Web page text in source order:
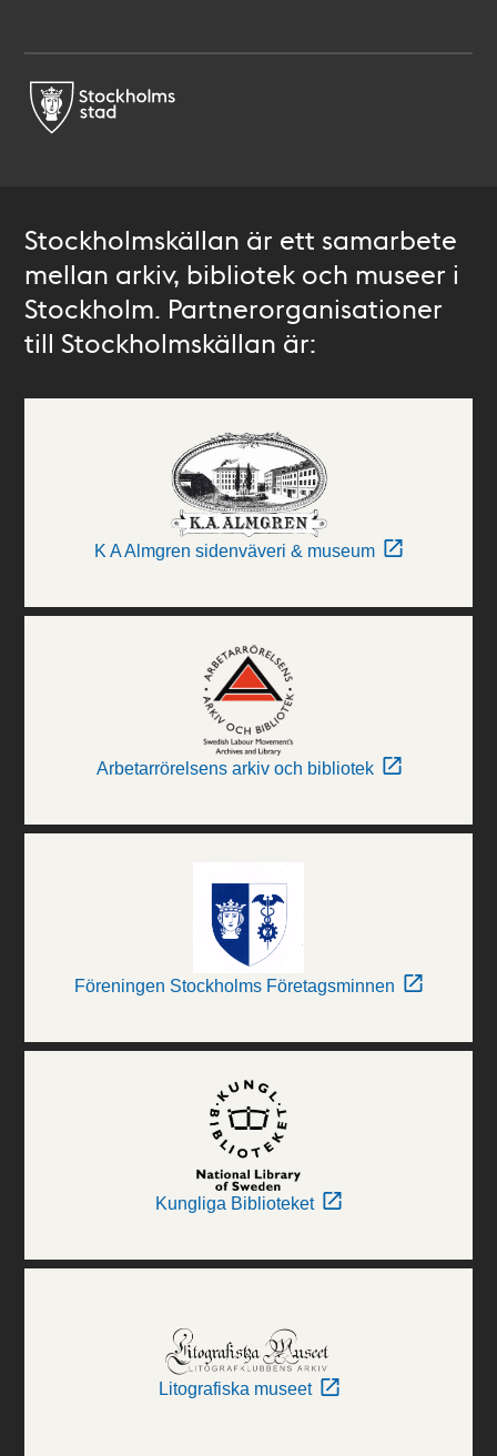
Stockholmskällan är ett samarbete
mellan arkiv, bibliotek och museer i
Stockholm. Partnerorganisationer
till Stockholmskällan är:
K A Almgren sidenväveri & museum
Arbetarrörelsens arkiv och bibliotek
Föreningen Stockholms Företagsminnen
Kungliga Biblioteket
Litografiska museet